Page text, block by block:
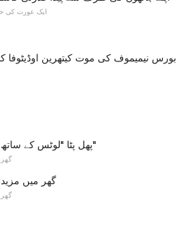
ایک عورت کی
بورس نیمیموف کی موت کیتھرین اوڈیٹوفا
پھل پٹا "لوٹس کے ساتھ طالاب"
گھر
گھر میں
گھر